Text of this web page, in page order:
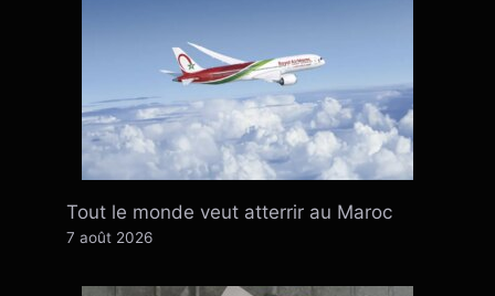
Tout le monde veut atterrir au Maroc
7 août 2026